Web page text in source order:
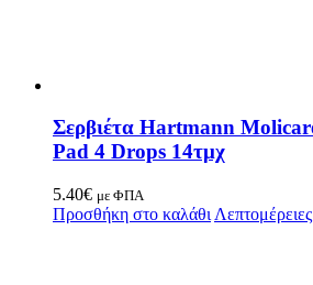
Σερβιέτα Hartmann
Pad 4 Drops 14τμχ
5.40€ με ΦΠΑ
Προσθήκη στο καλάθι Λεπτομέρειες